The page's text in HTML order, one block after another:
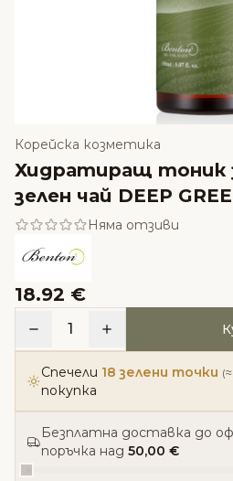
Корейска козметика
Хидратиращ тоник
зелен чай DEEP
Няма отзиви
18.92 €
1
Спечели 18 зелени точки
покупка
Безплатна доставка до
поръчка над 50,00 €